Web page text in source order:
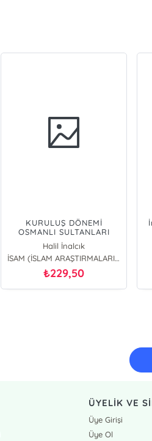
KURULUŞ DÖNEMİ
OSMANLI SULTANLARI
Halil İnalcık
İSAM (İSLAM ARAŞTIRMALARI MERKEZİ)
₺229,50
ÜYELİK VE
Üye Girişi
Üye Ol